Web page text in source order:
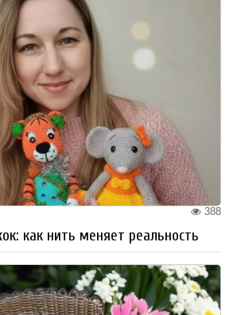
388
как нить меняет реальность